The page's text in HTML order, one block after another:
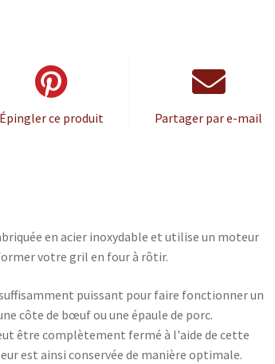
Épingler ce produit Partager par e-mail
en acier inoxydable et utilise un moteur
votre gril en four à rôtir.
puissant pour faire fonctionner un
côte de bœuf ou une épaule de porc.
être complètement fermé à l'aide de cette
est ainsi conservée de manière optimale.